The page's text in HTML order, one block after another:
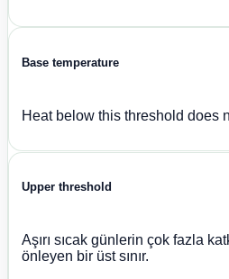
Base temperature
Heat below this threshold does
Upper threshold
Aşırı sıcak günlerin çok fazla
önleyen bir üst sınır.